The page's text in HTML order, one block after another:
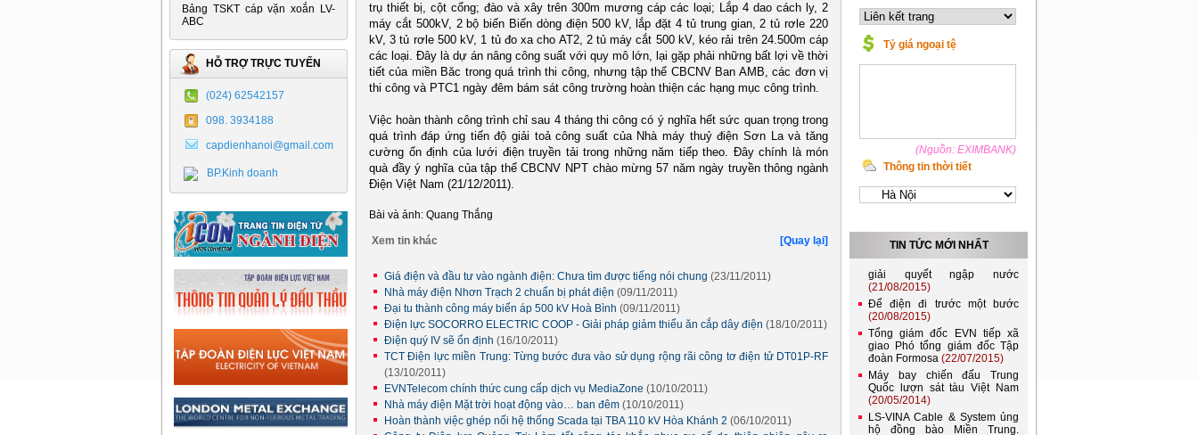
Bảng TSKT cáp vặn xoắn LV-
ABC
HỖ TRỢ TRỰC TUYẾN
(024) 62542157
098. 3934188
capdienhanoi@gmail.com
BP.Kinh doanh
trụ thiết bị, cột cổng; đào và xây trên 300m mương cáp các loại; Lắp 4 dao cách ly, 2
máy cắt 500kV, 2 bộ biến Biến dòng điện 500 kV, lắp đặt 4 tủ trung gian, 2 tủ rơle 220
kV, 3 tủ rơle 500 kV, 1 tủ đo xa cho AT2, 2 tủ máy cắt 500 kV, kéo rải trên 24.500m cáp
các loại. Đây là dự án nâng công suất với quy mô lớn, lại gặp phải những bất lợi về thời
tiết của miền Băc trong quá trình thi công, nhưng tập thể CBCNV Ban AMB, các đơn vị
thi công và PTC1 ngày đêm bám sát công trường hoàn thiện các hạng mục công trình.
Việc hoàn thành công trình chỉ sau 4 tháng thi công có ý nghĩa hết sức quan trọng trong
quá trình đáp ứng tiến độ giải toả công suất của Nhà máy thuỷ điện Sơn La và tăng
cường ổn định của lưới điện truyền tải trong những năm tiếp theo. Đây chính là món
quà đầy ý nghĩa của tập thể CBCNV NPT chào mừng 57 năm ngày truyền thông ngành
Điện Việt Nam (21/12/2011).
Bài và ảnh: Quang Thắng
Xem tin khác [Quay lại]
Giá điện và đầu tư vào ngành điện: Chưa tìm được tiếng nói chung (23/11/2011)
Nhà máy điện Nhơn Trạch 2 chuẩn bị phát điện (09/11/2011)
Đại tu thành công máy biến áp 500 kV Hoà Bình (09/11/2011)
Điện lực SOCORRO ELECTRIC COOP - Giải pháp giảm thiểu ăn cắp dây điện (18/10/2011)
Điện quý IV sẽ ổn định (16/10/2011)
TCT Điện lực miền Trung: Từng bước đưa vào sử dụng rộng rãi công tơ điện tử DT01P-RF
(13/10/2011)
EVNTelecom chính thức cung cấp dịch vụ MediaZone (10/10/2011)
Nhà máy điện Mặt trời hoạt động vào… ban đêm (10/10/2011)
Hoàn thành việc ghép nối hệ thống Scada tại TBA 110 kV Hòa Khánh 2 (06/10/2011)
Tỷ giá ngoại tệ
(Nguồn: EXIMBANK)
Thông tin thời tiết
TIN TỨC MỚI NHẤT
Việt Nam và Lào nên kết nối
lưới điện quốc gia
(21/11/2022)
thành công của Đại hội Đảng
bộ Thành phố Hà Nội lần thứ
XVII(19/10/2020)
Phó Thủ tướng Hoàng Trung
Hải: EVN chú trọng khen
(25/08/2015)
giải quyết ngập nước
(21/08/2015)
Để điện đi trước một bước
(20/08/2015)
Tổng giám đốc EVN tiếp xã
giao Phó tổng giám đốc Tập
đoàn Formosa(22/07/2015)
Máy bay chiến đấu Trung
Quốc lượn sát tàu Việt Nam
(20/05/2014)
LS-VINA Cable & System ủng
hộ đồng bào Miền Trung.